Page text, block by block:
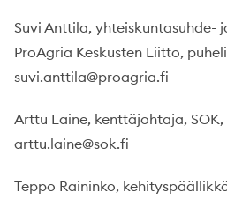
Suvi Anttila, yhteiskuntasuhde-
ProAgria Keskusten Liitto,
suvi.anttila@proagria.fi
Arttu Laine, kenttäjohtaja, SOK,
arttu.laine@sok.fi
Teppo Raininko,